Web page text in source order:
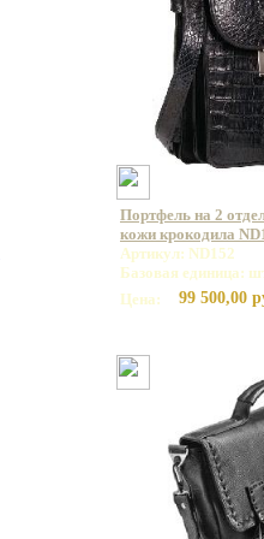
Портфель на 2
кожи крокодила
Артикул: ND152
Базовая единица:
Цена:
99 500,00